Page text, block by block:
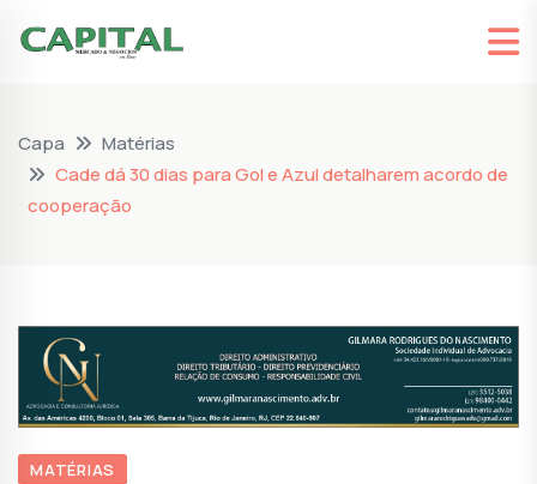
Capa
Matérias
Cade dá 30 dias para Gol e Azul detalharem acordo de
cooperação
MATÉRIAS